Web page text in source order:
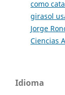
como
girasol
Jorge
Ciencias
Idioma